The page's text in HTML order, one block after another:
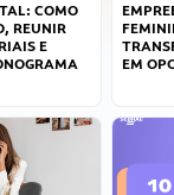
COMO
REUNIR
E
EM